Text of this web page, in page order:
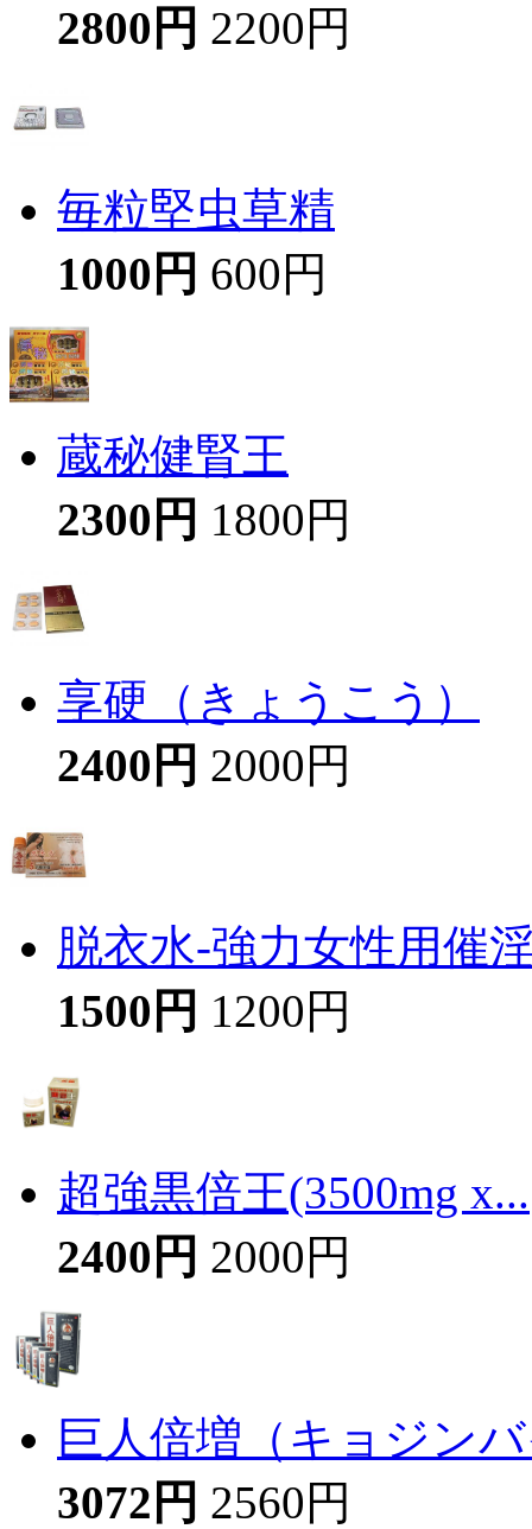
2800円 2200円
毎粒堅虫草精
1000円 600円
蔵秘健腎王
2300円 1800円
享硬（きょうこう）
2400円 2000円
脱衣水-強力女性用催
1500円 1200円
超強黒倍王(3500mg x...
2400円 2000円
巨人倍増（キョジン
3072円 2560円